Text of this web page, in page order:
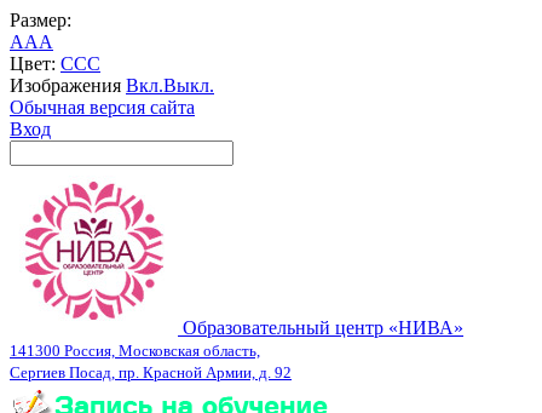
Размер:
AAA
Цвет: CCC
Изображения Вкл.Выкл.
Обычная версия сайта
Вход
Образовательный центр «НИВА»
141300 Россия, Московская область,
Сергиев Посад, пр. Красной Армии, д. 92